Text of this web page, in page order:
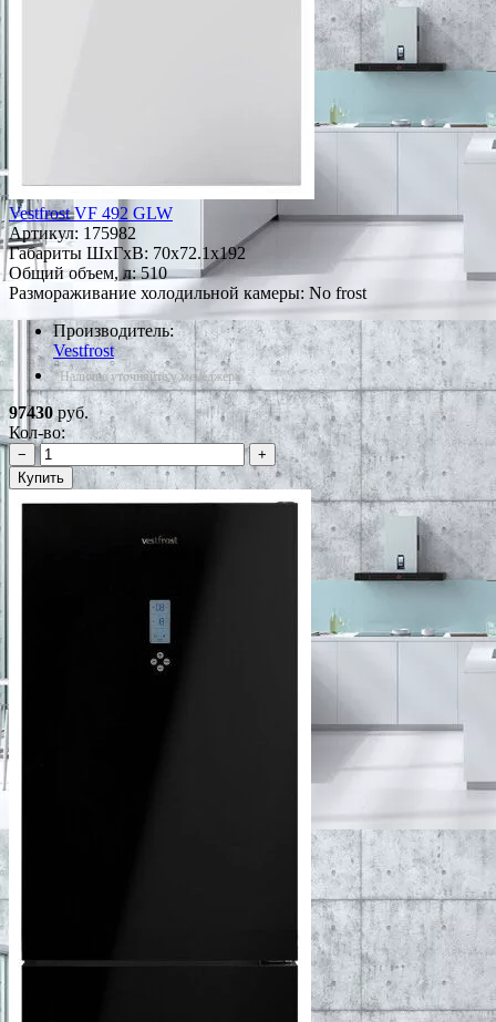
Vestfrost VF 492 GLW
Артикул: 175982
Габариты ШxГxВ: 70x72.1x192
Общий объем, л: 510
Размораживание холодильной камеры: No frost
Производитель:
Vestfrost
*Наличие уточняйте у менеджера
97430руб.
Кол-во:
−
+
Купить